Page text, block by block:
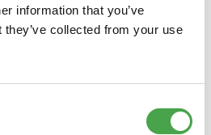
information that you’ve
collected from your use